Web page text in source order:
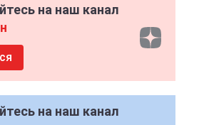
на наш канал
на наш канал